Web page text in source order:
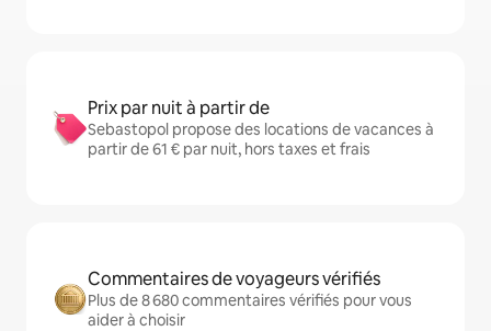
Prix par nuit à partir de
Sebastopol propose des locations de vacances à
partir de 61 € par nuit, hors taxes et frais
Commentaires de voyageurs vérifiés
Plus de 8 680 commentaires vérifiés pour vous
aider à choisir